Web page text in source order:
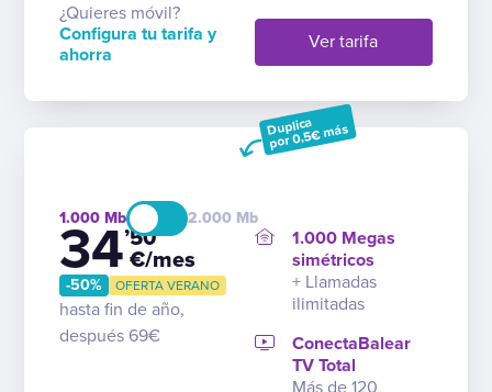
Ver tarifa
¿Quieres móvil?
Configura tu tarifa y
ahorra
1.000 2.000
Duplica
por 0,5€ más
34’50
€/mes
-50% OFERTA VERANO
hasta fin de año,
después 69€
1.000 Megas
simétricos
+ Llamadas
ilimitadas
ConectaBalear
TV Total
Más de 120